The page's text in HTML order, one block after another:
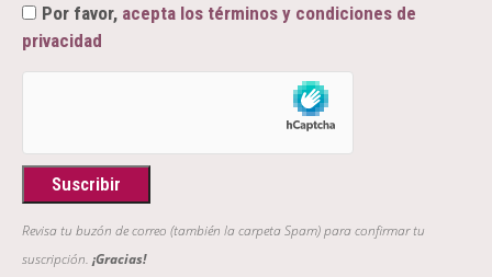
Por favor, acepta los términos y condiciones de
privacidad
Revisa tu buzón de correo (también la carpeta Spam) para confirmar tu
suscripción. ¡Gracias!